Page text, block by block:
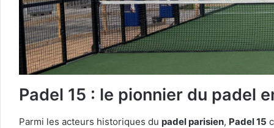
Padel 15 : le pionnier du padel
Parmi les acteurs historiques du padel parisien, Padel 15